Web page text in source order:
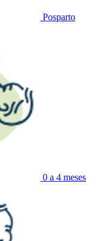
Posparto
0 a 4 meses